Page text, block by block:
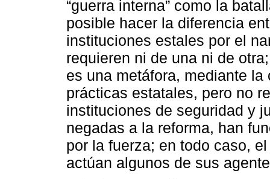
“guerra interna” como la
posible hacer la diferencia
instituciones estales por el
requieren ni de una ni de
es una metáfora, mediante
prácticas estatales, pero no
instituciones de seguridad y
negadas a la reforma, han
por la fuerza; en todo caso,
actúan algunos de sus